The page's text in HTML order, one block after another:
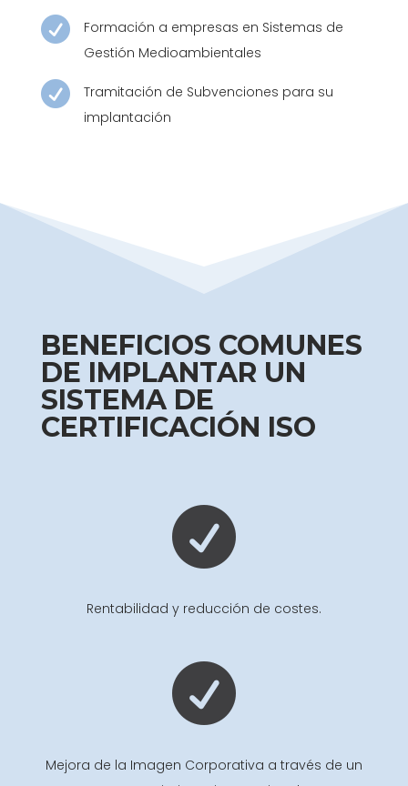

Formación a empresas en Sistemas de
Gestión Medioambientales

Tramitación de Subvenciones para su
implantación
BENEFICIOS COMUNES
DE IMPLANTAR UN
SISTEMA DE
CERTIFICACIÓN ISO

Rentabilidad y reducción de costes.

Mejora de la Imagen Corporativa a través de un